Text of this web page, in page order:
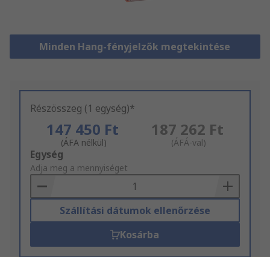
Minden Hang-fényjelzők megtekintése
Részösszeg (1 egység)*
147 450 Ft
(ÁFA nélkül)
187 262 Ft
(ÁFÁ-val)
Add
to
Basket
Egység
Adja meg a mennyiséget
Szállítási dátumok ellenőrzése
Kosárba